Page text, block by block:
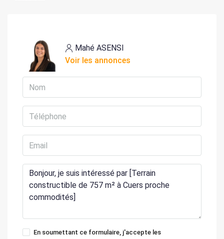
Mahé ASENSI
Voir les annonces
En soumettant ce formulaire, j'accepte les